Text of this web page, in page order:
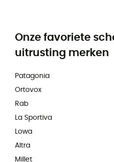
Onze favoriete
uitrusting merken
Patagonia
Ortovox
Rab
La Sportiva
Lowa
Altra
Millet